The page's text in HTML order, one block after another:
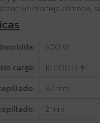
un manejo cómodo,
500 W
carga:
16.000 RPM
82 mm
2 mm